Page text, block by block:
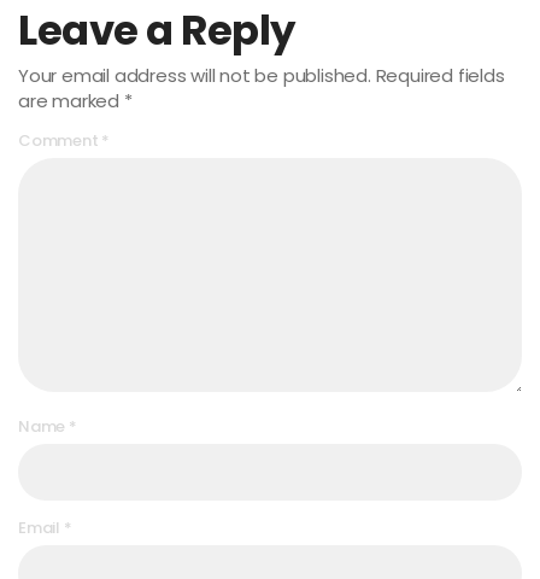
Leave a Reply
Your email address will not be published. Required fields
are marked *
Comment *
Name *
Email *